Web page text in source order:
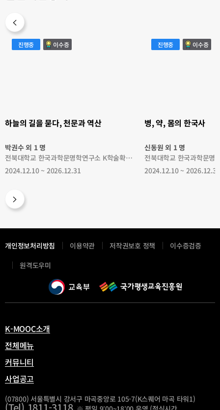
하
의
진행중 이수증
하늘의 길을 묻다, 천문과 역산
박권수 외 1 명
전북대학교 한국과학문명학연구소 K학술확산연구센터
2024.12.10 ~ 2026.12.31
병,
몸
진행중 이수증
병, 약, 몸의 한국사
신동원 외 1 명
2024.12.10 ~ 2026.12.31
개인정보처리방침 이용약관 저작권보호 정책
이수증검증
원격도우미새
창
열
K-MOOC소개
전체메뉴
커뮤니티
사업공고
(07800) 서울특별시 강서구 마곡중앙로 105-7(K스퀘어 마곡 타워1)